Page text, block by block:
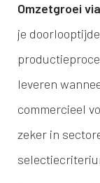
Omzetgroei
je
leveren
commercieel
zeker in